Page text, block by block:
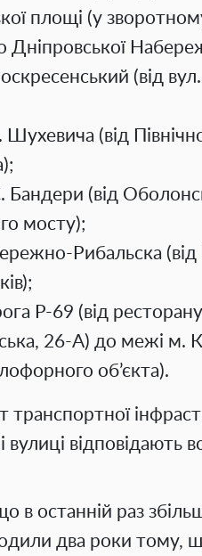
площі (у
Дніпровської
(від
Шухевича (від
Бандери (від
мосту);
Рибальска (від
Р-69 (від
26-А) до межі м.
об’єкта).
транспортної
вулиці відповідають
в останній раз
два роки тому,